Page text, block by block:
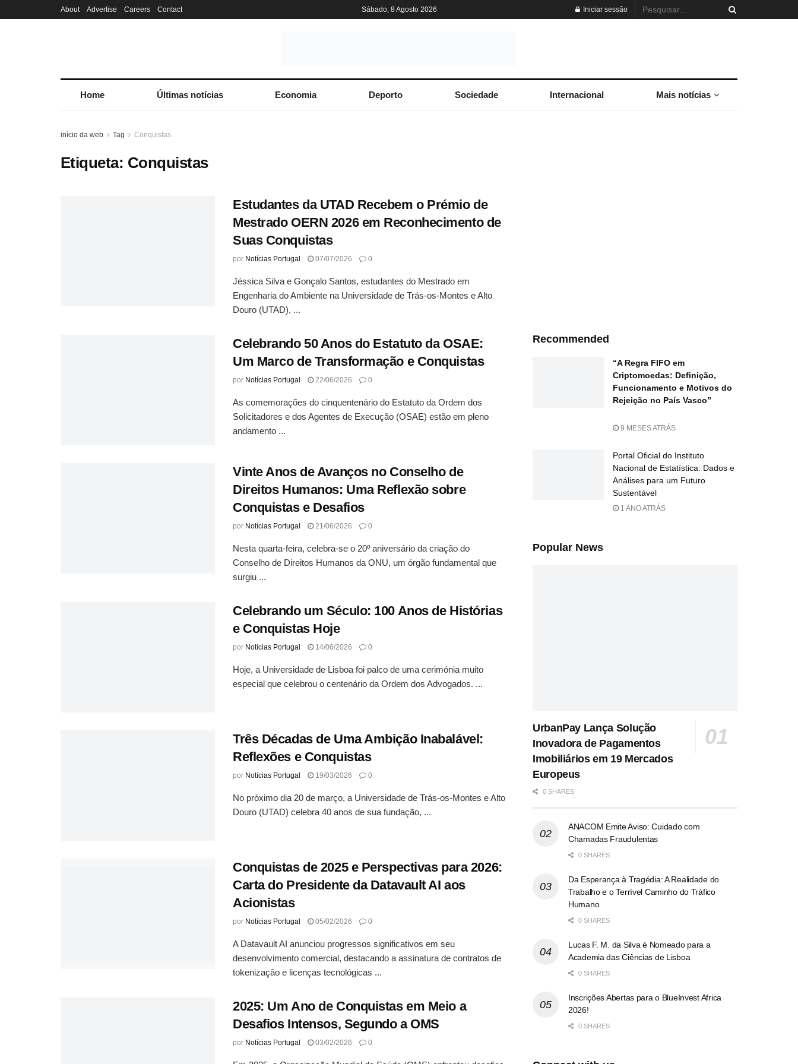
About Advertise Careers Contact Sábado, 8 Agosto 2026 Iniciar sessão
Home Últimas notícias Economia Deporto Sociedade Internacional Mais notícias
início da web Tag Conquistas
Etiqueta: Conquistas
Estudantes da UTAD Recebem o Prémio de
Mestrado OERN 2026 em Reconhecimento de
Suas Conquistas
por Notícias Portugal 07/07/2026 0
Jéssica Silva e Gonçalo Santos, estudantes do Mestrado em
Engenharia do Ambiente na Universidade de Trás-os-Montes e Alto
Douro (UTAD), ...
Celebrando 50 Anos do Estatuto da OSAE:
Um Marco de Transformação e Conquistas
por Notícias Portugal 22/06/2026 0
As comemorações do cinquentenário do Estatuto da Ordem dos
Solicitadores e dos Agentes de Execução (OSAE) estão em pleno
andamento ...
Vinte Anos de Avanços no Conselho de
Direitos Humanos: Uma Reflexão sobre
Conquistas e Desafios
por Notícias Portugal 21/06/2026 0
Nesta quarta-feira, celebra-se o 20º aniversário da criação do
Conselho de Direitos Humanos da ONU, um órgão fundamental que
surgiu ...
Celebrando um Século: 100 Anos de Histórias
e Conquistas Hoje
por Notícias Portugal 14/06/2026 0
Hoje, a Universidade de Lisboa foi palco de uma cerimónia muito
especial que celebrou o centenário da Ordem dos Advogados. ...
Três Décadas de Uma Ambição Inabalável:
Reflexões e Conquistas
por Notícias Portugal 19/03/2026 0
No próximo dia 20 de março, a Universidade de Trás-os-Montes e Alto
Douro (UTAD) celebra 40 anos de sua fundação, ...
Conquistas de 2025 e Perspectivas para 2026:
Carta do Presidente da Datavault AI aos
Acionistas
por Notícias Portugal 05/02/2026 0
A Datavault AI anunciou progressos significativos em seu
desenvolvimento comercial, destacando a assinatura de contratos de
tokenização e licenças tecnológicas ...
2025: Um Ano de Conquistas em Meio a
Desafios Intensos, Segundo a OMS
por Notícias Portugal 03/02/2026 0
Recommended
“A Regra FIFO em
Criptomoedas: Definição,
Funcionamento e Motivos do
Rejeição no País Vasco”
9 MESES ATRÁS
Portal Oficial do Instituto
Nacional de Estatística: Dados e
Análises para um Futuro
Sustentável
1 ANO ATRÁS
Popular News
UrbanPay Lança Solução
Inovadora de Pagamentos
Imobiliários em 19 Mercados
Europeus
0 SHARES
ANACOM Emite Aviso: Cuidado com
Chamadas Fraudulentas
0 SHARES
Da Esperança à Tragédia: A Realidade do
Trabalho e o Terrível Caminho do Tráfico
Humano
0 SHARES
Lucas F. M. da Silva é Nomeado para a
Academia das Ciências de Lisboa
0 SHARES
Inscrições Abertas para o BlueInvest Africa
2026!
0 SHARES